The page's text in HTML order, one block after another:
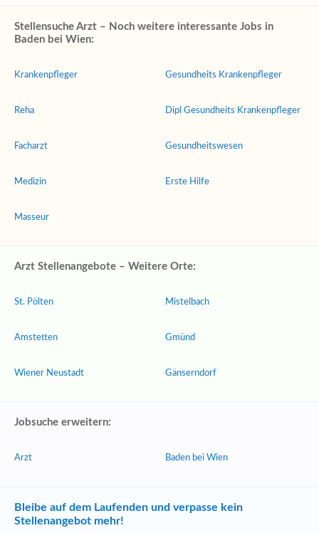
Stellensuche Arzt – Noch weitere interessante Jobs in
Baden bei Wien:
Krankenpfleger
Reha
Facharzt
Medizin
Masseur
Gesundheits Krankenpfleger
Dipl Gesundheits Krankenpfleger
Gesundheitswesen
Erste Hilfe
Arzt Stellenangebote – Weitere Orte:
St. Pölten
Amstetten
Wiener Neustadt
Mistelbach
Gmünd
Gänserndorf
Jobsuche erweitern:
Arzt Baden bei Wien
Bleibe auf dem Laufenden und verpasse kein
Stellenangebot mehr!